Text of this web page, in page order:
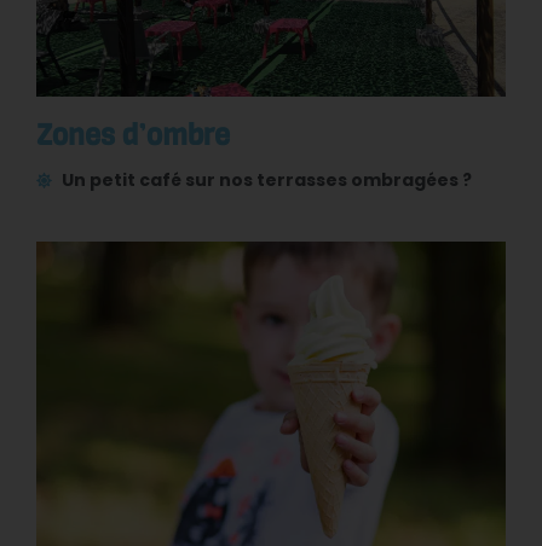
Zones d’ombre
Un petit café sur nos terrasses ombragées ?